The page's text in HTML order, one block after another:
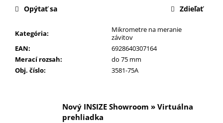
Kategória:
Mikrometre na meranie
závitov
EAN:
6928640307164
Merací rozsah:
do 75 mm
Obj. číslo: 3581-75A
Opýtať sa Zdieľať
Nový INSIZE Showroom » Virtuálna
prehliadka